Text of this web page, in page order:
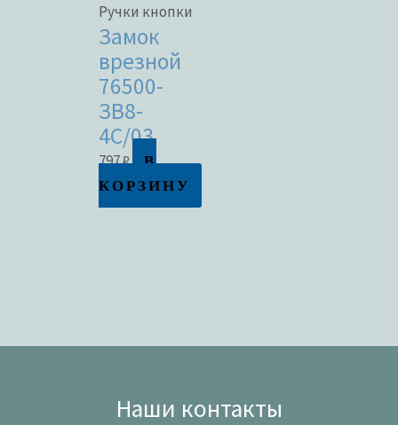
Ручки кнопки
Замок
врезной
76500-
ЗВ8-
4С/03
797₽
В
КОРЗИНУ
Наши контакты